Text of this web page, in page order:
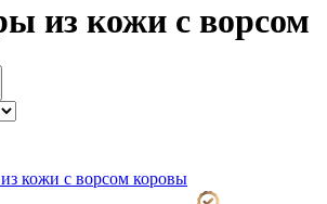
из кожи с ворсом